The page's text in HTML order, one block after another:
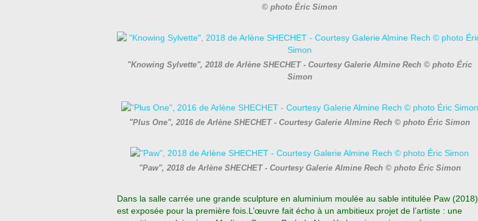
© photo Éric Simon
"Knowing Sylvette", 2018 de Arlène SHECHET - Courtesy Galerie Almine Rech © photo Éric
Simon
"Plus One", 2016 de Arlène SHECHET - Courtesy Galerie Almine Rech © photo Éric Simon
"Paw", 2018 de Arlène SHECHET - Courtesy Galerie Almine Rech © photo Éric Simon
Dans la salle carrée une grande sculpture en aluminium moulée au sable intitulée Paw (2018)
est exposée pour la première fois.L’œuvre fait écho à un ambitieux projet de l’artiste : une